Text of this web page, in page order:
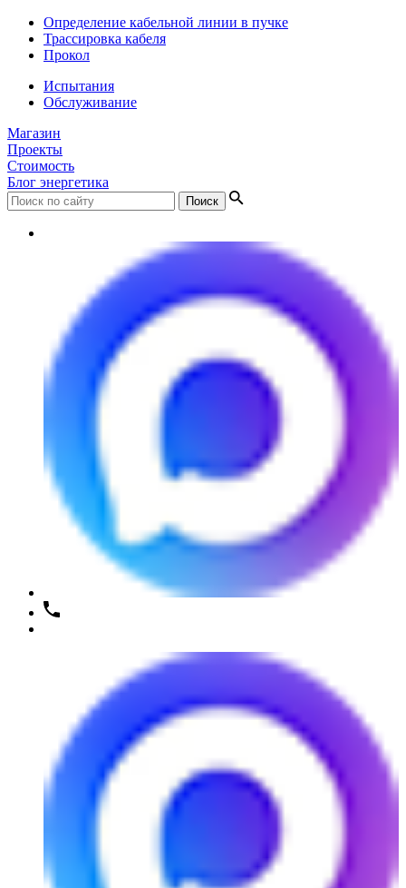
Определение кабельной линии в пучке
Трассировка кабеля
Прокол
Испытания
Обслуживание
Магазин
Проекты
Стоимость
Блог энергетика